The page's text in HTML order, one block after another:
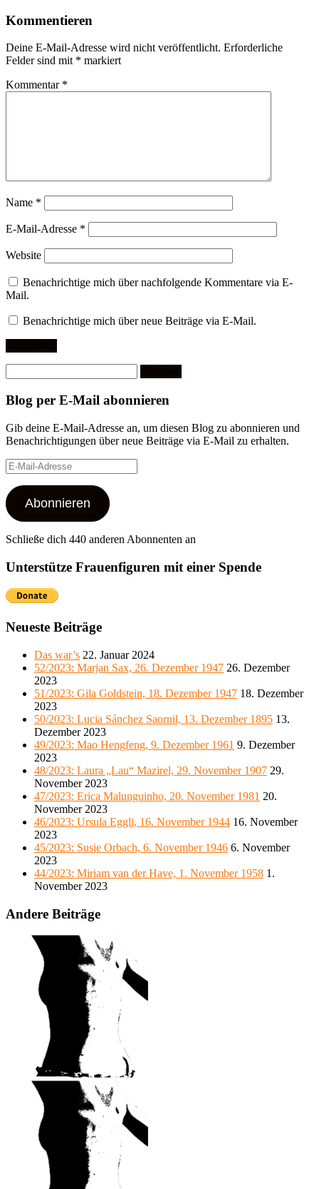
Kommentieren
Deine E-Mail-Adresse wird nicht veröffentlicht. Erforderliche
Felder sind mit * markiert
Kommentar *
Name *
E-Mail-Adresse *
Website
Benachrichtige mich über nachfolgende Kommentare via E-
Mail.
Benachrichtige mich über neue Beiträge via E-Mail.
nach:
Blog per E-Mail abonnieren
Gib deine E-Mail-Adresse an, um diesen Blog zu abonnieren und
Benachrichtigungen über neue Beiträge via E-Mail zu erhalten.
E-
Mail-
Adresse
Abonnieren
Schließe dich 440 anderen Abonnenten an
Unterstütze Frauenfiguren mit einer Spende
Neueste Beiträge
Das war’s 22. Januar 2024
52/2023: Marjan Sax, 26. Dezember 1947 26. Dezember
2023
51/2023: Gila Goldstein, 18. Dezember 1947 18. Dezember
2023
50/2023: Lucia Sánchez Saornil, 13. Dezember 1895 13.
Dezember 2023
49/2023: Mao Hengfeng, 9. Dezember 1961 9. Dezember
2023
48/2023: Laura „Lau“ Mazirel, 29. November 1907 29.
November 2023
47/2023: Erica Malunguinho, 20. November 1981 20.
November 2023
46/2023: Ursula Eggli, 16. November 1944 16. November
2023
45/2023: Susie Orbach, 6. November 1946 6. November
2023
44/2023: Miriam van der Have, 1. November 1958 1.
November 2023
Andere Beiträge